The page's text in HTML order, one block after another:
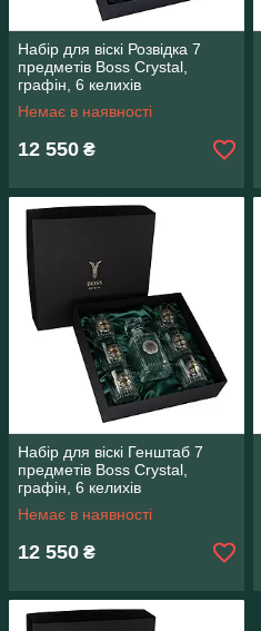
Набір для віскі Розвідка 7
предметів Boss Crystal,
графін, 6 келихів
Немає в наявності
12 550 ₴
Набір для віскі Генштаб 7
предметів Boss Crystal,
графін, 6 келихів
Немає в наявності
12 550 ₴